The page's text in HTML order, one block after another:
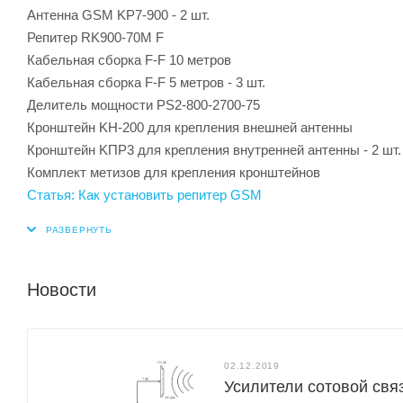
Антенна GSM KP7-900 - 2 шт.
Репитер RK900-70M F
Кабельная сборка F-F 10 метров
Кабельная сборка F-F 5 метров - 3 шт.
Делитель мощности PS2-800-2700-75
Кронштейн KH-200 для крепления внешней антенны
Кронштейн KПР3 для крепления внутренней антенны - 2 шт.
Комплект метизов для крепления кронштейнов
Статья: Как установить репитер GSM
Новости
02.12.2019
Усилители сотовой